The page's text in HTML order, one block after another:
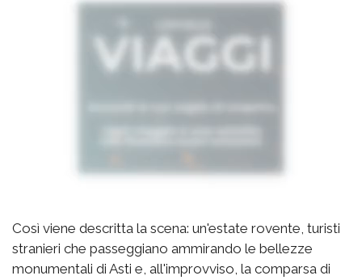
Così viene descritta la scena: un'estate rovente, turisti
stranieri che passeggiano ammirando le bellezze
monumentali di Asti e, all'improvviso, la comparsa di